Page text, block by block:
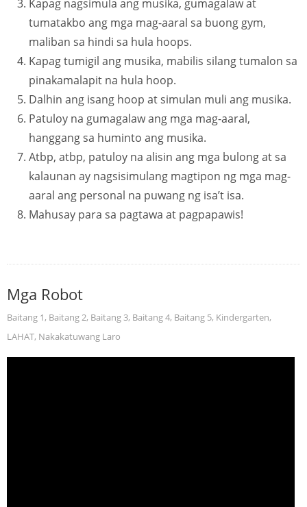
Kapag nagsimula ang musika, gumagalaw at
tumatakbo ang mga mag-aaral sa buong gym,
maliban sa hindi sa hula hoops.
Kapag tumigil ang musika, mabilis silang tumalon sa
pinakamalapit na hula hoop.
Dalhin ang isang hoop at simulan muli ang musika.
Patuloy na gumagalaw ang mga mag-aaral,
hanggang sa huminto ang musika.
Atbp, atbp, patuloy na alisin ang mga bulong at sa
kalaunan ay nagsisimulang magtipon ng mga mag-
aaral ang personal na puwang ng isa’t isa.
Mahusay para sa pagtawa at pagpapawis!
Mga Robot
Baitang 1, Baitang 2, Baitang 3, Baitang 4, Baitang 5, Kindergarten,
LAHAT, Nakakatuwang Laro